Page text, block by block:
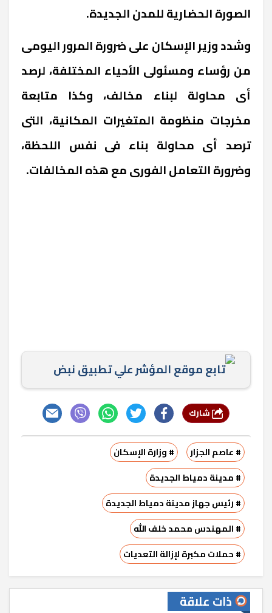
الصورة الحضارية للمدن الجديدة.
وشدد وزير الإسكان على ضرورة المرور اليومى
من رؤساء ومسئولى الأحياء المختلفة، لرصد
أى محاولة لبناء مخالف، وكذا متابعة
مخرجات منظومة المتغيرات المكانية، التى
ترصد أى محاولة بناء فى نفس اللحظة،
وضرورة التعامل الفورى مع هذه المخالفات.
تابع موقع المؤشر علي تطبيق نبض
# عاصم الجزار
# وزارة الإسكان
# مدينة دمياط الجديدة
# رئيس جهاز مدينة دمياط الجديدة
# المهندس محمد خلف الله
# حملات مكبرة لإزالة التعديات
ذات علاقة